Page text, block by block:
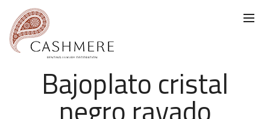
Bajoplato cristal